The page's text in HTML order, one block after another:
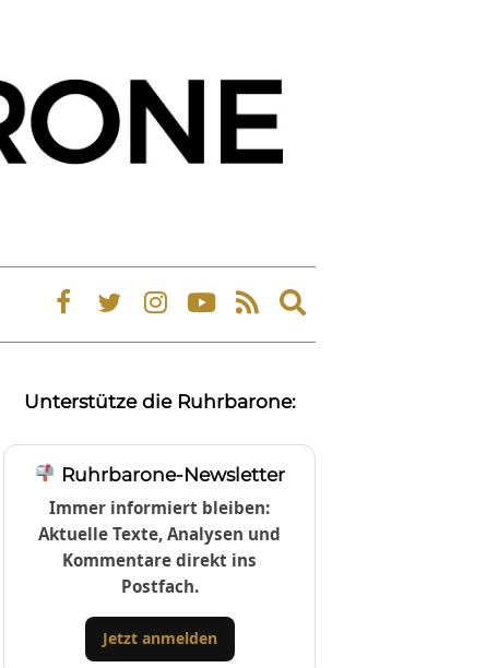
Expand
search
Unterstütze die Ruhrbarone:
Ruhrbarone-Newsletter
Immer informiert bleiben:
Aktuelle Texte, Analysen und
Kommentare direkt ins
Postfach.
Jetzt anmelden